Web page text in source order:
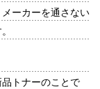
ーカーを通さない
トナーのことで